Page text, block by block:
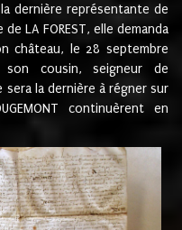
dernière représentante de
LA FOREST, elle demanda
château, le 28 septembre
son cousin, seigneur de
la dernière à régner sur
continuèrent en